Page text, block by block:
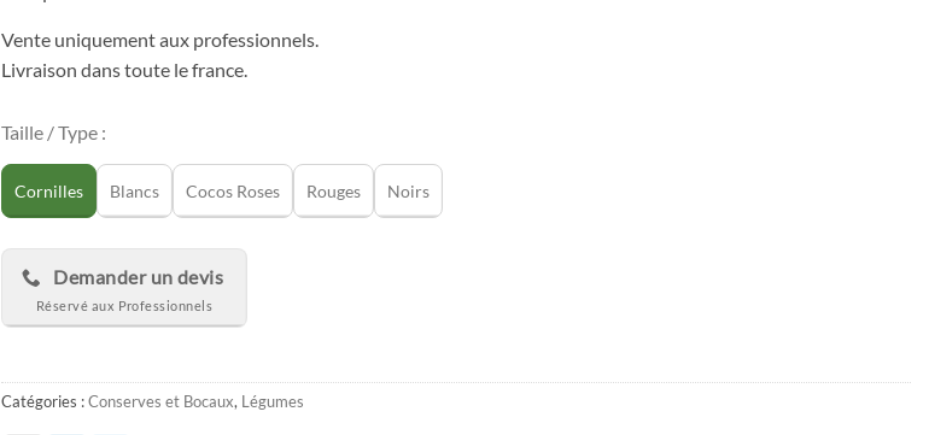
Vente uniquement aux professionnels.
Livraison dans toute le france.
Taille / Type :
Cornilles Blancs Cocos Roses Rouges Noirs
Demander un devis
Catégories :Conserves et Bocaux, Légumes